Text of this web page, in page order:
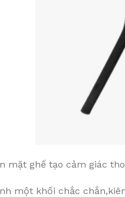
mặt ghế tạo cảm giác
một khối chắc